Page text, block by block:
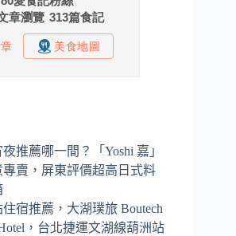
推薦哪一間？「Yoshi 嘉」
賣，屏東評價超高日式料
宿推薦，大湖璞旅 Boutech
，台北捷運文湖線葫洲站